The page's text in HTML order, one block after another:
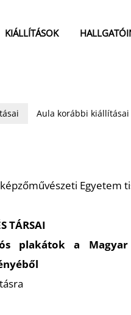
KIÁLLÍTÁSOK
Aula korábbi kiállításai
Egyetem
TÁRSAI
plakátok a